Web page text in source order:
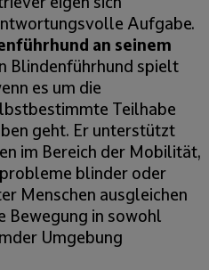
Aufgabe.
an seinem
Blindenführhund spielt
es um die
Teilhabe
geht. Er unterstützt
im Bereich der Mobilität,
blinder oder
Menschen ausgleichen
Bewegung in sowohl
Umgebung